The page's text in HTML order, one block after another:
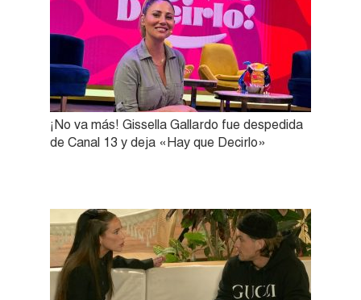
¡No va más! Gissella Gallardo fue despedida
de Canal 13 y deja «Hay que Decirlo»